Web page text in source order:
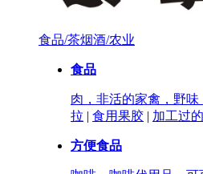
食品/茶烟酒/农业
食品
肉，非活的家禽，野味
拉 | 食用果胶 | 加工过
方便食品